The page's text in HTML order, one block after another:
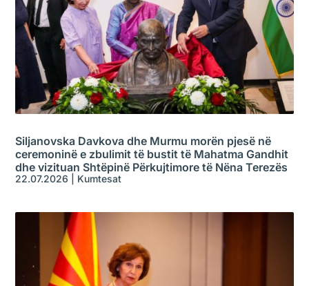
Siljanovska Davkova dhe Murmu morën pjesë në
ceremoninë e zbulimit të bustit të Mahatma Gandhit
dhe vizituan Shtëpinë Përkujtimore të Nëna Terezës
22.07.2026 Kumtesat